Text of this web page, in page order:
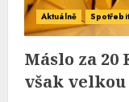
Aktuálně
Máslo za 20
však